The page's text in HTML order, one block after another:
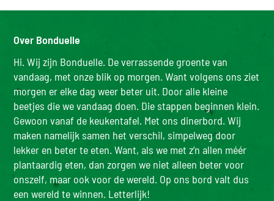
Over Bonduelle
Hi. Wij zijn Bonduelle. De verrassende groente van
vandaag, met onze blik op morgen. Want volgens ons ziet
morgen er elke dag weer beter uit. Door alle kleine
beetjes die we vandaag doen. Die stappen beginnen klein.
Gewoon vanaf de keukentafel. Met ons dinerbord. Wij
maken namelijk samen het verschil, simpelweg door
lekker en beter te eten. Want, als we met z’n allen méér
plantaardig eten, dan zorgen we niet alleen beter voor
onszelf, maar ook voor de wereld. Op ons bord valt dus
een wereld te winnen. Letterlijk!